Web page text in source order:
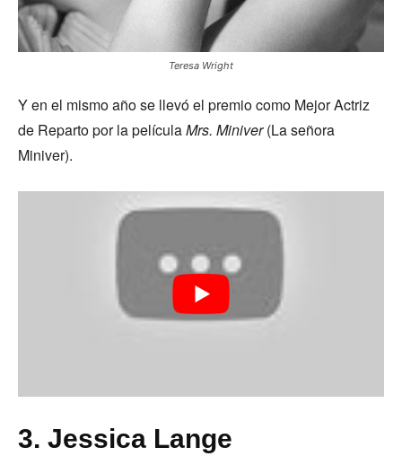
Teresa Wright
Y en el mismo año se llevó el premio como Mejor Actriz
de Reparto por la películaMrs. Miniver(La señora
Miniver).
3. Jessica Lange